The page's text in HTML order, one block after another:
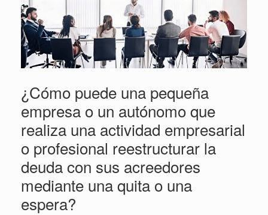
¿Cómo puede una pequeña
empresa o un autónomo que
realiza una actividad empresarial
o profesional reestructurar la
deuda con sus acreedores
mediante una quita o una
espera?